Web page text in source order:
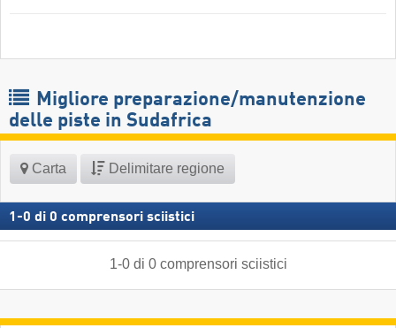
Migliore preparazione/manutenzione
delle piste in Sudafrica
Carta Delimitare regione
1 -0 di 0 comprensori sciistici
1-0di 0 comprensori sciistici